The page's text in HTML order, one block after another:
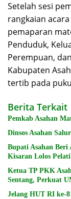
Setelah sesi
rangkaian
pemaparan
Penduduk,
Perempuan,
Kabupaten
tertib pada
Berita Terkait
Pemkab Asahan
Dinsos Asahan
Bupati Asahan Beri
Kisaran Lolos
Ketua TP PKK
Sentang, Perkuat
Jelang HUT RI ke-